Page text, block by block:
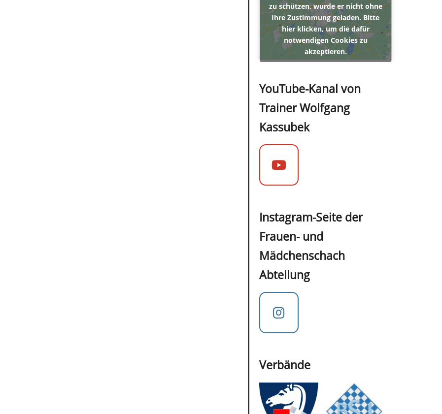
zu schützen, wurde er nicht ohne
Ihre Zustimmung geladen. Bitte
hier klicken, um die dafür
notwendigen Cookies zu
akzeptieren.
YouTube-Kanal von
Trainer Wolfgang
Kassubek
Instagram-Seite der
Frauen- und
Mädchenschach
Abteilung
Verbände